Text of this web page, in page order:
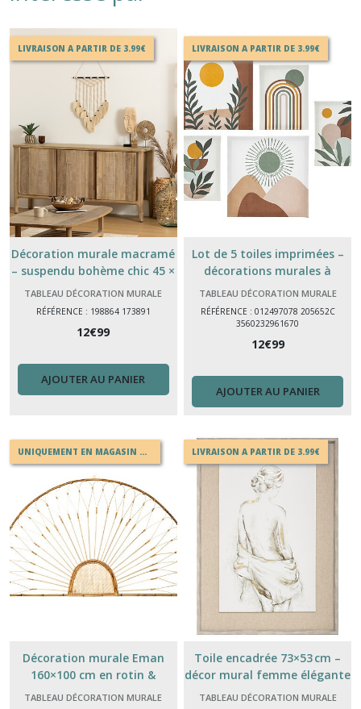
LIVRAISON A PARTIR DE 3.99€
Décoration murale macramé
– suspendu bohème chic 45 ×
67,5 cm
TABLEAU DÉCORATION MURALE
RÉFÉRENCE : 198864 173891
12€99
AJOUTER AU PANIER
LIVRAISON A PARTIR DE 3.99€
Lot de 5 toiles imprimées –
décorations murales à
suspendre (MDF & acrylique)
TABLEAU DÉCORATION MURALE
RÉFÉRENCE : 012497078 205652C
3560232961670
12€99
AJOUTER AU PANIER
UNIQUEMENT EN MAGASIN OU EN DRIVE
Décoration murale Eman
160×100 cm en rotin &
bambou – style bohème
TABLEAU DÉCORATION MURALE
LIVRAISON A PARTIR DE 3.99€
Toile encadrée 73×53 cm –
décor mural femme élégante
TABLEAU DÉCORATION MURALE